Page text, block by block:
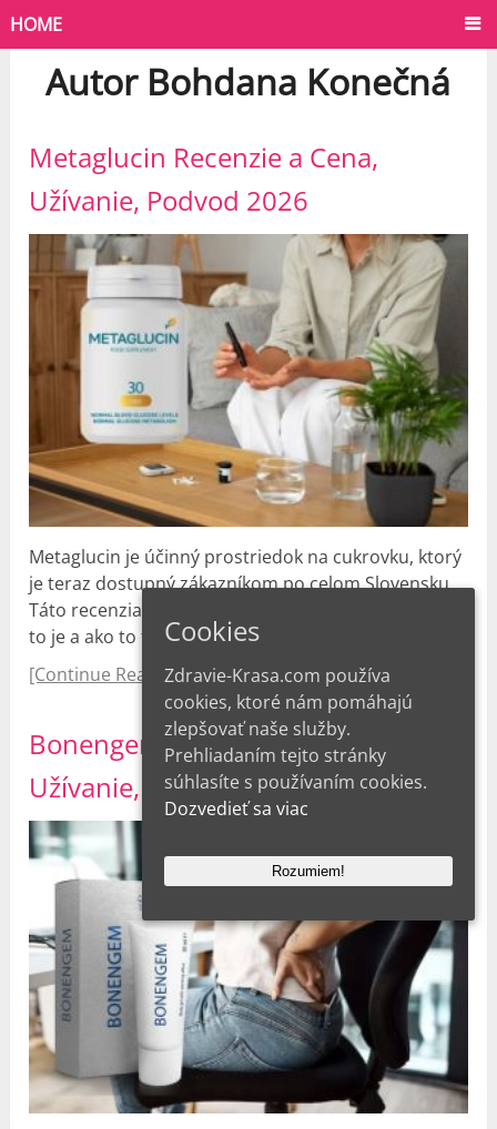
HOME
Autor Bohdana Konečná
Metaglucin Recenzie a Cena,
Užívanie, Podvod 2026
Metaglucin je účinný prostriedok na cukrovku, ktorý
je teraz dostupný zákazníkom po celom Slovensku.
Táto recenzia sa venuje kľúčovým informáciám: Čo
to je a ako to funguje? Ako užívať …
[Continue Reading...]
Bonengem Recenzie a Cena,
Užívanie, Podvod 2026
Cookies
Zdravie-Krasa.com používa
cookies, ktoré nám pomáhajú
zlepšovať naše služby.
Prehliadaním tejto stránky
súhlasíte s používaním cookies.
Dozvedieť sa viac
Rozumiem!